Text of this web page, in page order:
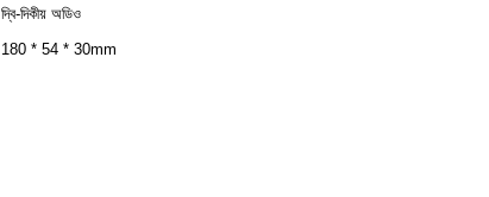
দ্বি-দিকীয় অডিও
180 * 54 * 30mm